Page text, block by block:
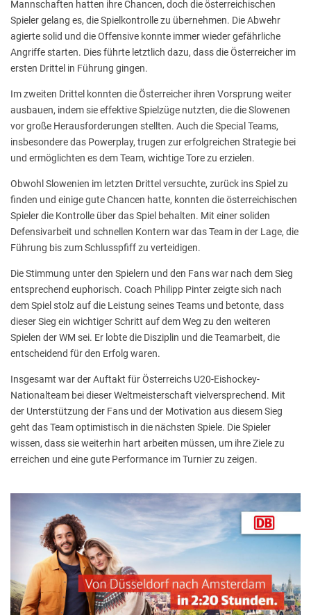
Mannschaften hatten ihre Chancen, doch die österreichischen
Spieler gelang es, die Spielkontrolle zu übernehmen. Die Abwehr
agierte solid und die Offensive konnte immer wieder gefährliche
Angriffe starten. Dies führte letztlich dazu, dass die Österreicher im
ersten Drittel in Führung gingen.
Im zweiten Drittel konnten die Österreicher ihren Vorsprung weiter
ausbauen, indem sie effektive Spielzüge nutzten, die die Slowenen
vor große Herausforderungen stellten. Auch die Special Teams,
insbesondere das Powerplay, trugen zur erfolgreichen Strategie bei
und ermöglichten es dem Team, wichtige Tore zu erzielen.
Obwohl Slowenien im letzten Drittel versuchte, zurück ins Spiel zu
finden und einige gute Chancen hatte, konnten die österreichischen
Spieler die Kontrolle über das Spiel behalten. Mit einer soliden
Defensivarbeit und schnellen Kontern war das Team in der Lage, die
Führung bis zum Schlusspfiff zu verteidigen.
Die Stimmung unter den Spielern und den Fans war nach dem Sieg
entsprechend euphorisch. Coach Philipp Pinter zeigte sich nach
dem Spiel stolz auf die Leistung seines Teams und betonte, dass
dieser Sieg ein wichtiger Schritt auf dem Weg zu den weiteren
Spielen der WM sei. Er lobte die Disziplin und die Teamarbeit, die
entscheidend für den Erfolg waren.
Insgesamt war der Auftakt für Österreichs U20-Eishockey-
Nationalteam bei dieser Weltmeisterschaft vielversprechend. Mit
der Unterstützung der Fans und der Motivation aus diesem Sieg
geht das Team optimistisch in die nächsten Spiele. Die Spieler
wissen, dass sie weiterhin hart arbeiten müssen, um ihre Ziele zu
erreichen und eine gute Performance im Turnier zu zeigen.